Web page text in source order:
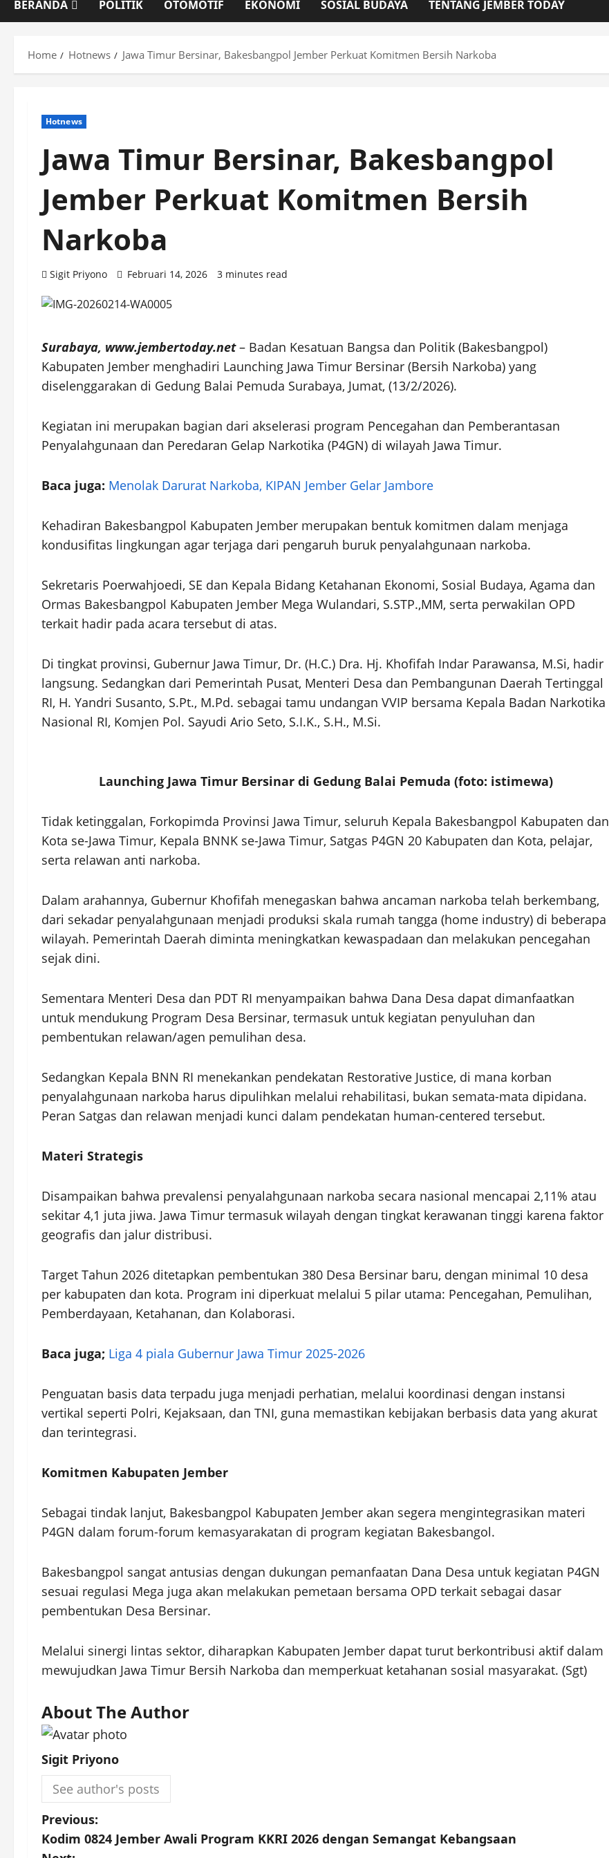
BERANDA POLITIK OTOMOTIF EKONOMI SOSIAL BUDAYA TENTANG JEMBER TODAY
Home Hotnews Jawa Timur Bersinar, Bakesbangpol Jember Perkuat Komitmen Bersih Narkoba
Hotnews
Jawa Timur Bersinar, Bakesbangpol
Jember Perkuat Komitmen Bersih
Narkoba
Sigit Priyono Februari 14, 2026 3 minutes read
Surabaya, www.jembertoday.net – Badan Kesatuan Bangsa dan Politik (Bakesbangpol)
Kabupaten Jember menghadiri Launching Jawa Timur Bersinar (Bersih Narkoba) yang
diselenggarakan di Gedung Balai Pemuda Surabaya, Jumat, (13/2/2026).
Kegiatan ini merupakan bagian dari akselerasi program Pencegahan dan Pemberantasan
Penyalahgunaan dan Peredaran Gelap Narkotika (P4GN) di wilayah Jawa Timur.
Baca juga: Menolak Darurat Narkoba, KIPAN Jember Gelar Jambore
Kehadiran Bakesbangpol Kabupaten Jember merupakan bentuk komitmen dalam menjaga
kondusifitas lingkungan agar terjaga dari pengaruh buruk penyalahgunaan narkoba.
Sekretaris Poerwahjoedi, SE dan Kepala Bidang Ketahanan Ekonomi, Sosial Budaya, Agama dan
Ormas Bakesbangpol Kabupaten Jember Mega Wulandari, S.STP.,MM, serta perwakilan OPD
terkait hadir pada acara tersebut di atas.
Di tingkat provinsi, Gubernur Jawa Timur, Dr. (H.C.) Dra. Hj. Khofifah Indar Parawansa, M.Si, hadir
langsung. Sedangkan dari Pemerintah Pusat, Menteri Desa dan Pembangunan Daerah Tertinggal
RI, H. Yandri Susanto, S.Pt., M.Pd. sebagai tamu undangan VVIP bersama Kepala Badan Narkotika
Nasional RI, Komjen Pol. Sayudi Ario Seto, S.I.K., S.H., M.Si.
Launching Jawa Timur Bersinar di Gedung Balai Pemuda (foto: istimewa)
Tidak ketinggalan, Forkopimda Provinsi Jawa Timur, seluruh Kepala Bakesbangpol Kabupaten dan
Kota se-Jawa Timur, Kepala BNNK se-Jawa Timur, Satgas P4GN 20 Kabupaten dan Kota, pelajar,
serta relawan anti narkoba.
Dalam arahannya, Gubernur Khofifah menegaskan bahwa ancaman narkoba telah berkembang,
dari sekadar penyalahgunaan menjadi produksi skala rumah tangga (home industry) di beberapa
wilayah. Pemerintah Daerah diminta meningkatkan kewaspadaan dan melakukan pencegahan
sejak dini.
Sementara Menteri Desa dan PDT RI menyampaikan bahwa Dana Desa dapat dimanfaatkan
untuk mendukung Program Desa Bersinar, termasuk untuk kegiatan penyuluhan dan
pembentukan relawan/agen pemulihan desa.
Sedangkan Kepala BNN RI menekankan pendekatan Restorative Justice, di mana korban
penyalahgunaan narkoba harus dipulihkan melalui rehabilitasi, bukan semata-mata dipidana.
Peran Satgas dan relawan menjadi kunci dalam pendekatan human-centered tersebut.
Materi Strategis
Disampaikan bahwa prevalensi penyalahgunaan narkoba secara nasional mencapai 2,11% atau
sekitar 4,1 juta jiwa. Jawa Timur termasuk wilayah dengan tingkat kerawanan tinggi karena faktor
geografis dan jalur distribusi.
Target Tahun 2026 ditetapkan pembentukan 380 Desa Bersinar baru, dengan minimal 10 desa
per kabupaten dan kota. Program ini diperkuat melalui 5 pilar utama: Pencegahan, Pemulihan,
Pemberdayaan, Ketahanan, dan Kolaborasi.
Baca juga; Liga 4 piala Gubernur Jawa Timur 2025-2026
Penguatan basis data terpadu juga menjadi perhatian, melalui koordinasi dengan instansi
vertikal seperti Polri, Kejaksaan, dan TNI, guna memastikan kebijakan berbasis data yang akurat
dan terintegrasi.
Komitmen Kabupaten Jember
Sebagai tindak lanjut, Bakesbangpol Kabupaten Jember akan segera mengintegrasikan materi
P4GN dalam forum-forum kemasyarakatan di program kegiatan Bakesbangol.
Bakesbangpol sangat antusias dengan dukungan pemanfaatan Dana Desa untuk kegiatan P4GN
sesuai regulasi Mega juga akan melakukan pemetaan bersama OPD terkait sebagai dasar
pembentukan Desa Bersinar.
Melalui sinergi lintas sektor, diharapkan Kabupaten Jember dapat turut berkontribusi aktif dalam
mewujudkan Jawa Timur Bersih Narkoba dan memperkuat ketahanan sosial masyarakat. (Sgt)
About The Author
Sigit Priyono
See author's posts
P
Previous:
Kodim 0824 Jember Awali Program KKRI 2026 dengan Semangat Kebangsaan